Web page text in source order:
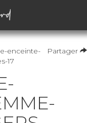
Partager
enceinte-
17